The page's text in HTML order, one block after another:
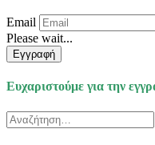
Email
Please wait...
Εγγραφή
Ευχαριστούμε για την
Αναζήτηση
για: